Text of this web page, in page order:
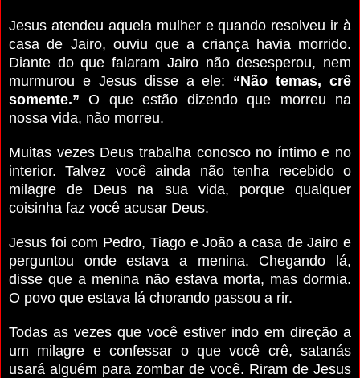
Jesus atendeu aquela mulher e quando resolveu ir à
casa de Jairo, ouviu que a criança havia morrido.
Diante do que falaram Jairo não desesperou, nem
murmurou e Jesus disse a ele: “Não temas, crê
somente.” O que estão dizendo que morreu na
nossa vida, não morreu.
Muitas vezes Deus trabalha conosco no íntimo e no
interior. Talvez você ainda não tenha recebido o
milagre de Deus na sua vida, porque qualquer
coisinha faz você acusar Deus.
Jesus foi com Pedro, Tiago e João a casa de Jairo e
perguntou onde estava a menina. Chegando lá,
disse que a menina não estava morta, mas dormia.
O povo que estava lá chorando passou a rir.
Todas as vezes que você estiver indo em direção a
um milagre e confessar o que você crê, satanás
usará alguém para zombar de você. Riram de Jesus